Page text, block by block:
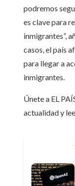
podremos
es clave para
inmigrantes”,
casos, el país
para llegar a
inmigrantes.
Únete a EL
actualidad y